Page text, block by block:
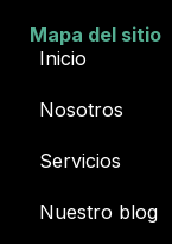
Mapa del sitio
Inicio
Nosotros
Servicios
Nuestro blog